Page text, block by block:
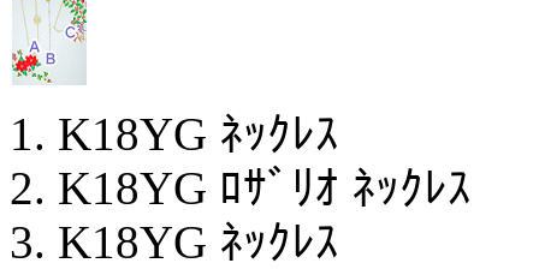
K18YG ﾈｯｸﾚｽ
K18YG ﾛｻﾞﾘｵ ﾈｯｸﾚｽ
K18YG ﾈｯｸﾚｽ